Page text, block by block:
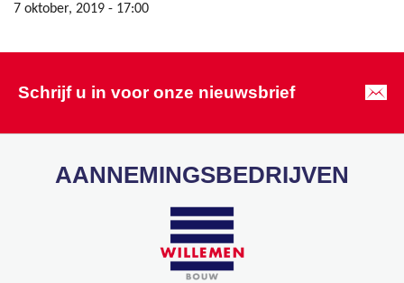
7 oktober, 2019 - 17:00
Schrijf u in voor onze nieuwsbrief
AANNEMINGSBEDRIJVEN